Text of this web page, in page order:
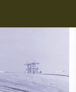
asfalttimiehet